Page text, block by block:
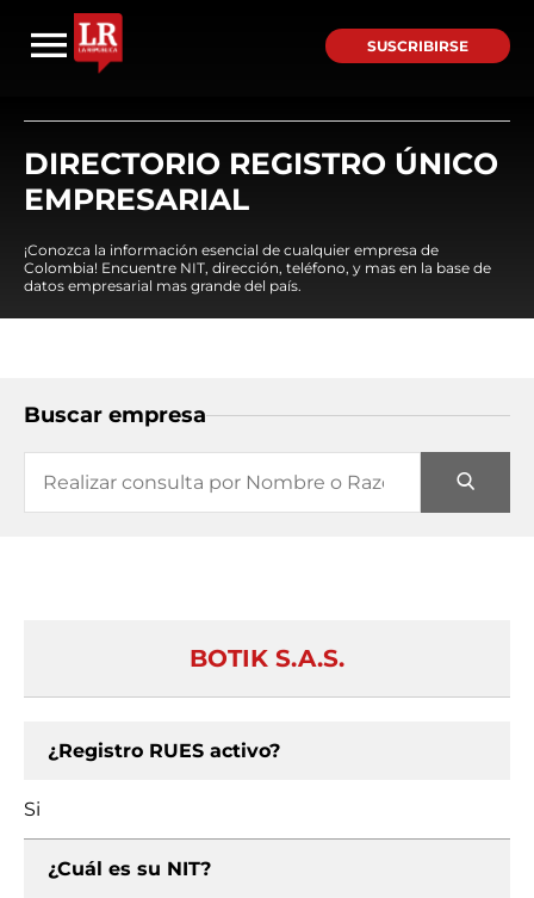
SUSCRIBIRSE
DIRECTORIO REGISTRO ÚNICO
EMPRESARIAL
¡Conozca la información esencial de cualquier empresa de
Colombia! Encuentre NIT, dirección, teléfono, y mas en la base de
datos empresarial mas grande del país.
Buscar empresa
BOTIK S.A.S.
¿Registro RUES activo?
Si
¿Cuál es su NIT?